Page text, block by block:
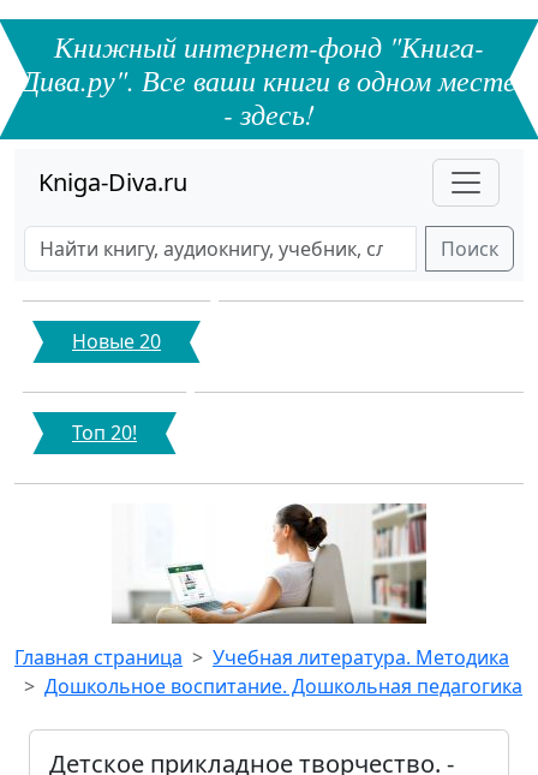
Книжный интернет-фонд "Книга-
Дива.ру". Все ваши книги в одном месте
- здесь!
Kniga-Diva.ru
Поиск
Новые 20
Топ 20!
Главная страница
Учебная литература. Методика
Дошкольное воспитание. Дошкольная педагогика
Детское прикладное творчество. -